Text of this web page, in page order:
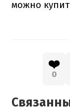
можно
❤️
0